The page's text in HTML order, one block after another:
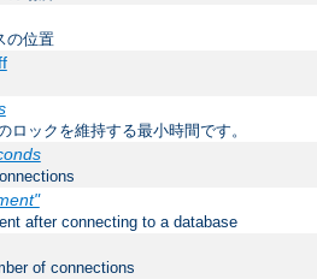
の位置
ロックを維持する最小時間です。
after connecting to a database
of connections